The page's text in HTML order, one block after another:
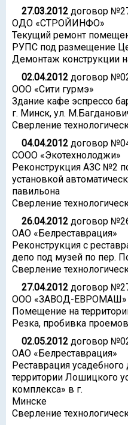
27.03.2012 договор
ОДО «СТРОЙИНФО»
Текущий ремонт
РУПС под размещение
Демонтаж конструкции
02.04.2012 договор
ООО «Сити гурмэ»
Здание кафе эспрессо
г. Минск, ул.
Сверление
04.04.2012 договор
СООО «Экотехнолоджи»
Реконструкция АЗС №2
установкой
павильона
Сверление
26.04.2012 договор
ОАО «Белреставрация»
Реконструкция с
депо под музей по пер.
Сверление
27.04.2012 договор
ООО «ЗАВОД-ЕВРОМАШ»
Помещение на
Резка, пробивка проемов
02.05.2012 договор
ОАО «Белреставрация»
Реставрация
территории Лошицкого
комплекса» в г.
Минске
Сверление